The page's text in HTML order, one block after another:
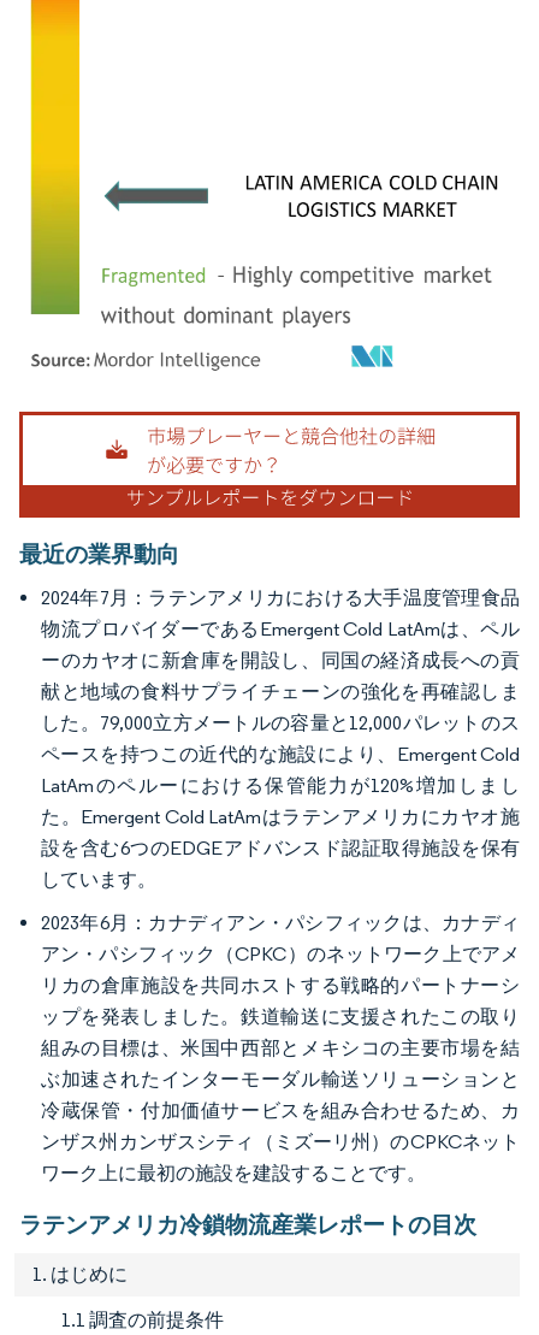
画像 © Mordor Intelligence。再利用にはCC BY 4.0の表示が必要です。
最近の業界動向
2024年7月：ラテンアメリカにおける大手温度管理食品
物流プロバイダーであるEmergent Cold LatAmは、ペル
ーのカヤオに新倉庫を開設し、同国の経済成長への貢
献と地域の食料サプライチェーンの強化を再確認しま
した。79,000立方メートルの容量と12,000パレットのス
ペースを持つこの近代的な施設により、Emergent Cold
LatAmのペルーにおける保管能力が120%増加しまし
た。Emergent Cold LatAmはラテンアメリカにカヤオ施
設を含む6つのEDGEアドバンスド認証取得施設を保有
しています。
2023年6月：カナディアン・パシフィックは、カナディ
アン・パシフィック（CPKC）のネットワーク上でアメ
リカの倉庫施設を共同ホストする戦略的パートナーシ
ップを発表しました。鉄道輸送に支援されたこの取り
組みの目標は、米国中西部とメキシコの主要市場を結
ぶ加速されたインターモーダル輸送ソリューションと
冷蔵保管・付加価値サービスを組み合わせるため、カ
ンザス州カンザスシティ（ミズーリ州）のCPKCネット
ワーク上に最初の施設を建設することです。
ラテンアメリカ冷鎖物流産業レポートの目次
1. はじめに
1.1 調査の前提条件